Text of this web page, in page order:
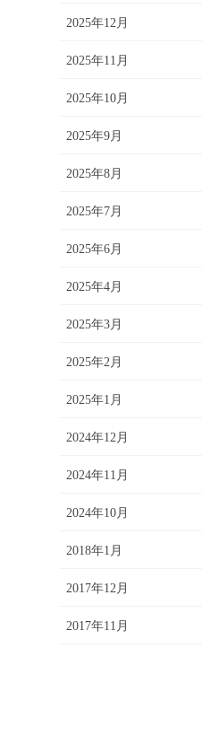
2025年12月
2025年11月
2025年10月
2025年9月
2025年8月
2025年7月
2025年6月
2025年4月
2025年3月
2025年2月
2025年1月
2024年12月
2024年11月
2024年10月
2018年1月
2017年12月
2017年11月